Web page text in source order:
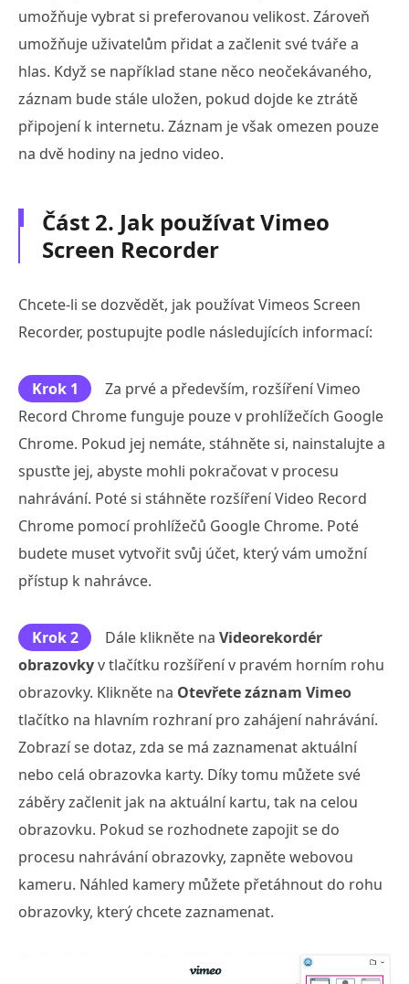
umožňuje vybrat si preferovanou velikost. Zároveň
umožňuje uživatelům přidat a začlenit své tváře a
hlas. Když se například stane něco neočekávaného,
záznam bude stále uložen, pokud dojde ke ztrátě
připojení k internetu. Záznam je však omezen pouze
na dvě hodiny na jedno video.
Část 2. Jak používat Vimeo
Screen Recorder
Chcete-li se dozvědět, jak používat Vimeos Screen
Recorder, postupujte podle následujících informací:
Krok 1
Za prvé a především, rozšíření Vimeo
Record Chrome funguje pouze v prohlížečích Google
Chrome. Pokud jej nemáte, stáhněte si, nainstalujte a
spusťte jej, abyste mohli pokračovat v procesu
nahrávání. Poté si stáhněte rozšíření Video Record
Chrome pomocí prohlížečů Google Chrome. Poté
budete muset vytvořit svůj účet, který vám umožní
přístup k nahrávce.
Krok 2 Dále klikněte na Videorekordér
obrazovkyv tlačítku rozšíření v pravém horním rohu
obrazovky. Klikněte na Otevřete záznam Vimeo
tlačítko na hlavním rozhraní pro zahájení nahrávání.
Zobrazí se dotaz, zda se má zaznamenat aktuální
nebo celá obrazovka karty. Díky tomu můžete své
záběry začlenit jak na aktuální kartu, tak na celou
obrazovku. Pokud se rozhodnete zapojit se do
procesu nahrávání obrazovky, zapněte webovou
kameru. Náhled kamery můžete přetáhnout do rohu
obrazovky, který chcete zaznamenat.